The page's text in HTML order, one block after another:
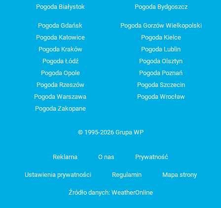
Pogoda Białystok Pogoda Bydgoszcz
Pogoda Gdańsk
Pogoda Gorzów Wielkopolski
Pogoda Katowice
Pogoda Kielce
Pogoda Kraków
Pogoda Lublin
Pogoda Łódź
Pogoda Olsztyn
Pogoda Opole
Pogoda Poznań
Pogoda Rzeszów
Pogoda Szczecin
Pogoda Warszawa
Pogoda Wrocław
Pogoda Zakopane
© 1995-2026 Grupa WP
Reklama O nas Prywatność
Ustawienia prywatności Regulamin Mapa strony
Źródło danych: WeatherOnline